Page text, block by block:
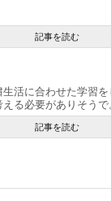
記事を読む
活に合わせた学習
る必要がありそうで
記事を読む